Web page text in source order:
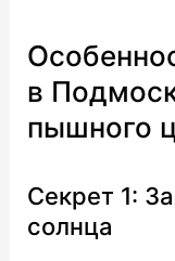
в
пышного
Секрет 1:
солнца